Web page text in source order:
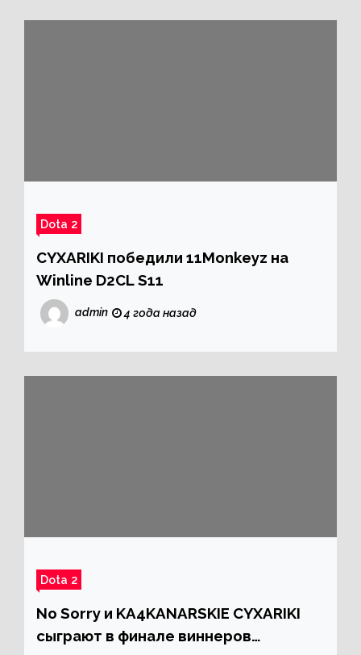
Dota 2
CYXARIKI победили 11Monkeyz на
Winline D2CL S11
admin 4 года назад
Dota 2
No Sorry и KA4KANARSKIE CYXARIKI
сыграют в финале виннеров